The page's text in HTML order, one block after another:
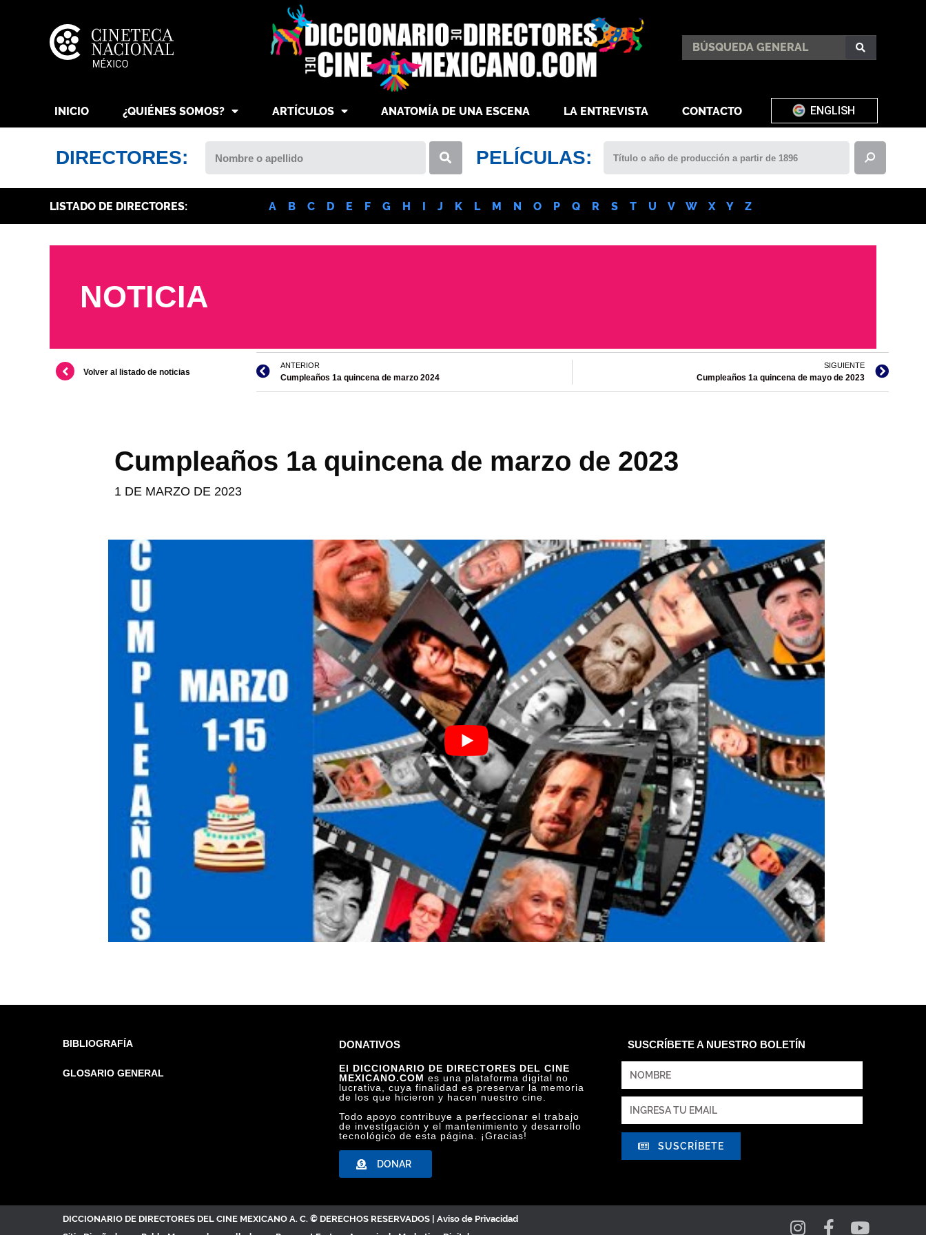
INICIO ¿QUIÉNES SOMOS? ARTÍCULOS ANATOMÍA DE UNA ESCENA LA ENTREVISTA CONTACTO ENGLISH
DIRECTORES: PELÍCULAS:
LISTADO DE DIRECTORES: A B C D E F G H I J K L M N O P Q R S T U V W X Y Z
NOTICIA
Volver al listado de noticias
ANTERIOR
Cumpleaños 1a quincena de marzo 2024
SIGUIENTE
Cumpleaños 1a quincena de mayo de 2023
Cumpleaños 1a quincena de marzo de 2023
1 DE MARZO DE 2023
BIBLIOGRAFÍA
GLOSARIO GENERAL
DONATIVOS
El DICCIONARIO DE DIRECTORES DEL CINE
MEXICANO.COM es una plataforma digital no
lucrativa, cuya finalidad es preservar la memoria
de los que hicieron y hacen nuestro cine.
Todo apoyo contribuye a perfeccionar el trabajo
de investigación y el mantenimiento y desarrollo
tecnológico de esta página. ¡Gracias!
DONAR
SUSCRÍBETE A NUESTRO BOLETÍN
SUSCRÍBETE
DICCIONARIO DE DIRECTORES DEL CINE MEXICANO A. C. © DERECHOS RESERVADOS | Aviso de Privacidad